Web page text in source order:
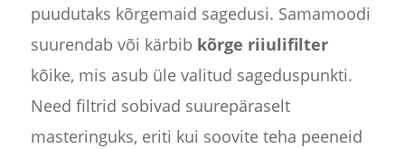
puudutaks kõrgemaid sagedusi. Samamoodi
suurendab või kärbib kõrge riiulifilter
kõike, mis asub üle valitud sageduspunkti.
Need filtrid sobivad suurepäraselt
masteringuks, eriti kui soovite teha peeneid